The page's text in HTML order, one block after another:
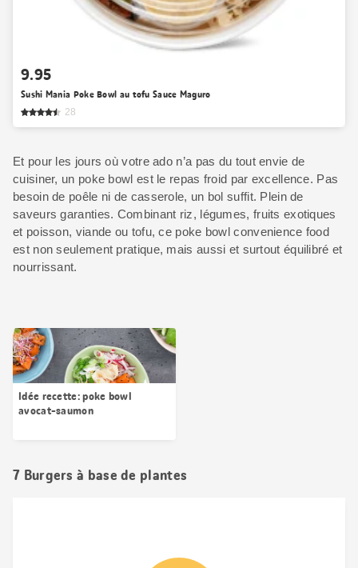
9.95
Sushi Mania Poke Bowl au tofu Sauce Maguro
28
Et pour les jours où votre ado n’a pas du tout envie de
cuisiner, un poke bowl est le repas froid par excellence. Pas
besoin de poêle ni de casserole, un bol suffit. Plein de
saveurs garanties. Combinant riz, légumes, fruits exotiques
et poisson, viande ou tofu, ce poke bowl convenience food
est non seulement pratique, mais aussi et surtout équilibré et
nourrissant.
Idée recette: poke bowl
avocat-saumon
7 Burgers à base de plantes